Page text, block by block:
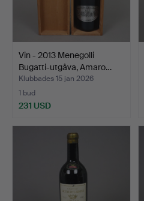
Vin - 2013 Menegolli
Bugatti-utgåva, Amaro…
Klubbades 15 jan 2026
1 bud
231 USD